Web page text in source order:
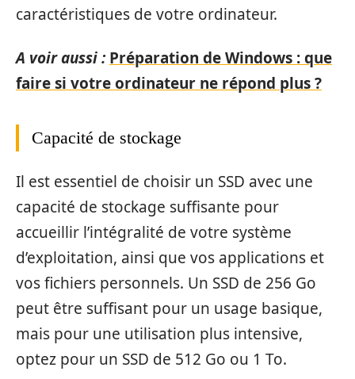
caractéristiques de votre ordinateur.
A voir aussi : Préparation de Windows : que
faire si votre ordinateur ne répond plus ?
Capacité de stockage
Il est essentiel de choisir un SSD avec une
capacité de stockage suffisante pour
accueillir l’intégralité de votre système
d’exploitation, ainsi que vos applications et
vos fichiers personnels. Un SSD de 256 Go
peut être suffisant pour un usage basique,
mais pour une utilisation plus intensive,
optez pour un SSD de 512 Go ou 1 To.